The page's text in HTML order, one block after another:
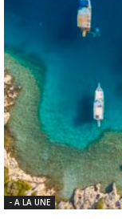
- A LA UNE